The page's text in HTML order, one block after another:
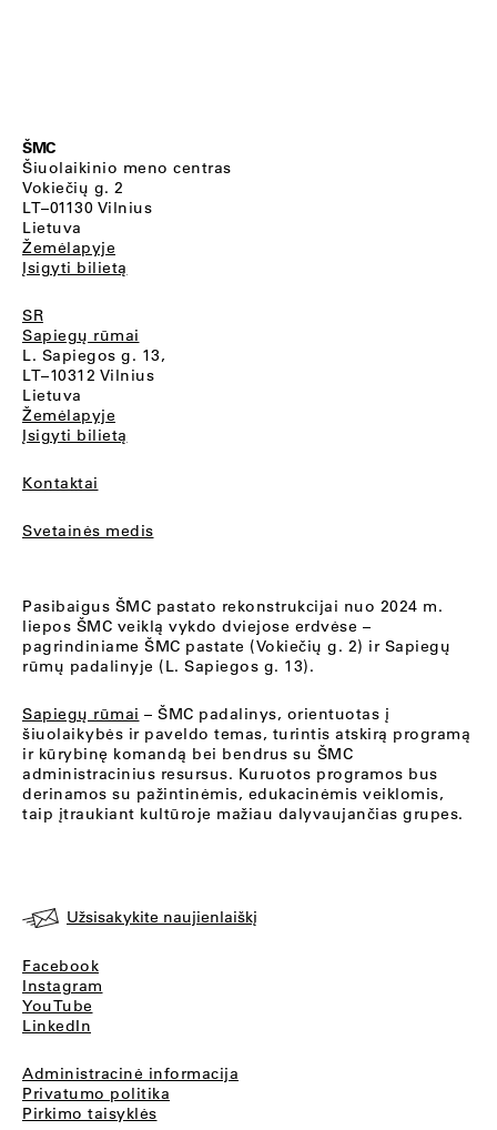
ŠMC
Šiuolaikinio meno centras
Vokiečių g. 2
LT–01130 Vilnius
Lietuva
Žemėlapyje
Įsigyti bilietą
SR
Sapiegų rūmai
L. Sapiegos g. 13,
LT–10312 Vilnius
Lietuva
Žemėlapyje
Įsigyti bilietą
Kontaktai
Svetainės medis
Pasibaigus ŠMC pastato rekonstrukcijai nuo 2024 m.
liepos ŠMC veiklą vykdo dviejose erdvėse –
pagrindiniame ŠMC pastate (Vokiečių g. 2) ir Sapiegų
rūmų padalinyje (L. Sapiegos g. 13).
Sapiegų rūmai – ŠMC padalinys, orientuotas į
šiuolaikybės ir paveldo temas, turintis atskirą programą
ir kūrybinę komandą bei bendrus su ŠMC
administracinius resursus. Kuruotos programos bus
derinamos su pažintinėmis, edukacinėmis veiklomis,
taip įtraukiant kultūroje mažiau dalyvaujančias grupes.
Užsisakykite naujienlaiškį
Facebook
Instagram
YouTube
LinkedIn
Administracinė informacija
Privatumo politika
Pirkimo taisyklės